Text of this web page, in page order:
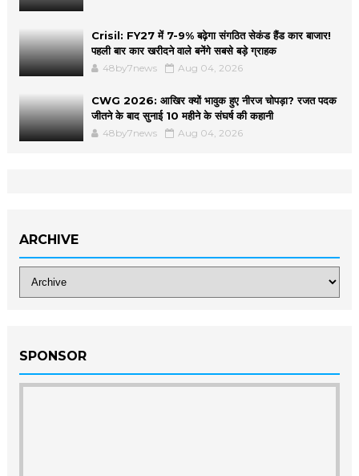
Crisil: FY27 में 7-9% बढ़ेगा संगठित सेकंड हैंड कार बाजार!
पहली बार कार खरीदने वाले बनेंगे सबसे बड़े ग्राहक
48by7news Aug 04, 2026
CWG 2026: आखिर क्यों भावुक हुए नीरज चोपड़ा? रजत पदक
जीतने के बाद सुनाई 10 महीने के संघर्ष की कहानी
48by7news Aug 04, 2026
ARCHIVE
SPONSOR